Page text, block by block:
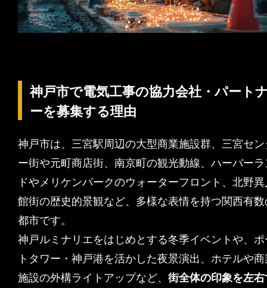
神戸市で電気工事の協力会社・パート
ーを募集する理由
神戸市は、三宮駅周辺の大型商業施設群、三宮セン
ー街や元町商店街、南京町の観光動線、ハーバーラ
ドやメリケンパークのウォーターフロント、北野異
館街の歴史的景観など、多様な表情を持つ関西有数
都市です。
神戸ルミナリエをはじめとする冬季イベントや、ポ
トタワー・神戸港を活かした夜景演出、ホテルや商
施設の外構ライトアップなど、 街全体の印象を左右